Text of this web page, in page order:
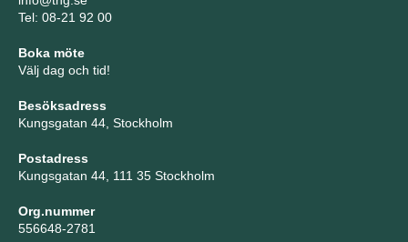
Tel: 08-21 92 00
Boka möte
Välj dag och tid!
Besöksadress
Kungsgatan 44, Stockholm
Postadress
Kungsgatan 44, 111 35 Stockholm
Org.nummer
556648-2781